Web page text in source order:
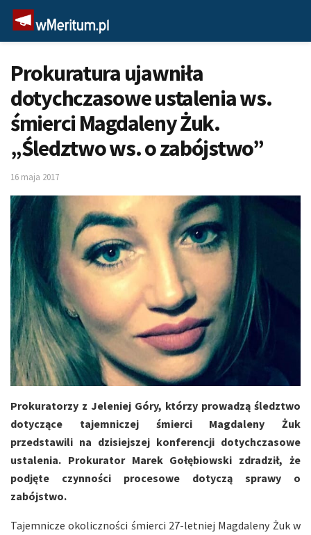
Prokuratura ujawniła
dotychczasowe ustalenia ws.
śmierci Magdaleny Żuk.
„Śledztwo ws. o zabójstwo”
16 maja 2017
Prokuratorzy z Jeleniej Góry, którzy prowadzą śledztwo
dotyczące tajemniczej śmierci Magdaleny Żuk
przedstawili na dzisiejszej konferencji dotychczasowe
ustalenia. Prokurator Marek Gołębiowski zdradził, że
podjęte czynności procesowe dotyczą sprawy o
zabójstwo.
Tajemnicze okoliczności śmierci 27-letniej Magdaleny Żuk w